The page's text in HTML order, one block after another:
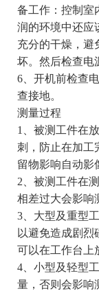
备工作：控制室
润的环境中还应
充分的干燥，避
坏。然后检查电
6、开机前检查
查接地。
测量过程
1、被测工件在
刺，防止在加工
留物影响自动影
2、被测工件在
相差过大会影响
3、大型及重型
以避免造成剧
可以在工作台上
4、小型及轻型
量，否则会影响